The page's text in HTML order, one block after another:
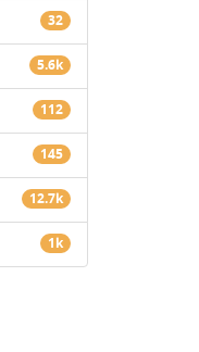
32
5.6k
112
145
12.7k
1k